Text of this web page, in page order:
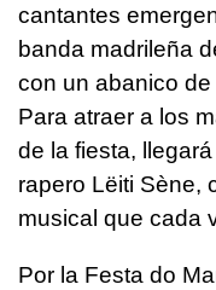
cantantes
banda madrileña
con un abanico
Para atraer a los
de la fiesta,
rapero Lëiti Sène,
musical que cada
Por la Festa do